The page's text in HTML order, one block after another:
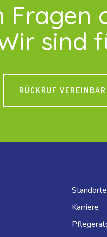
Fragen
sind
RÜCKRUF
Standorte
Karriere